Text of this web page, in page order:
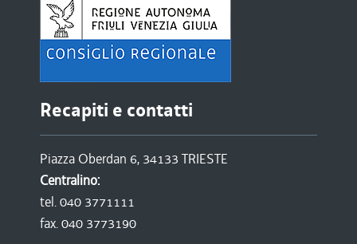
Recapiti e contatti
Piazza Oberdan 6, 34133 TRIESTE
Centralino:
tel. 040 3771111
fax. 040 3773190